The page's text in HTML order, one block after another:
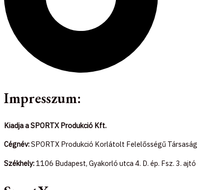
Impresszum:
Kiadja a SPORTX Produkció Kft.
Cégnév:SPORTX Produkció Korlátolt Felelősségű Társaság
Székhely:1106 Budapest, Gyakorló utca 4. D. ép. Fsz. 3. ajtó